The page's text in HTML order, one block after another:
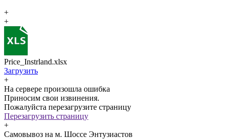
+
+
Price_Instrland.xlsx
Загрузить
+
На сервере произошла ошибка
Приносим свои извинения.
Пожалуйста перезагрузите страницу
Перезагрузить страницу
+
Самовывоз на м. Шоссе Энтузиастов